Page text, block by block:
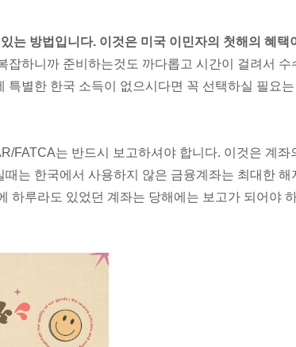
는 방법입니다. 이것은 미국 이민자의 첫해의 혜택
잡하니까 준비하는것도 까다롭고 시간이 걸려서 수
특별한 한국 소득이 없으시다면 꼭 선택하실 필요는
FATCA는 반드시 보고하셔야 합니다. 이것은 계좌
는 한국에서 사용하지 않은 금융계좌는 최대한 해
하루라도 있었던 계좌는 당해에는 보고가 되어야